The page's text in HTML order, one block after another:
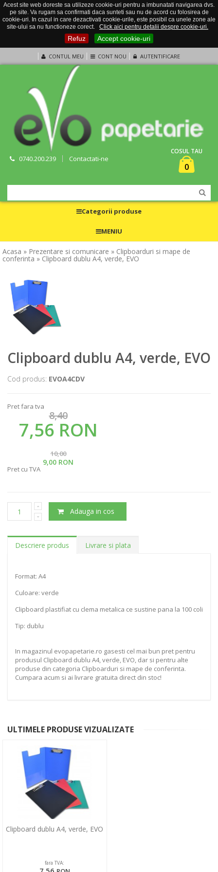
Acest site web doreste sa utilizeze cookie-uri pentru a imbunatati navigarea dvs.
pe site. Va rugam sa confirmati daca sunteti sau nu de acord cu folosirea de
cookie-uri. In cazul in care dezactivati cookie-urile, este posibil ca unele zone ale
site-ului sa nu functioneze corect.
Click aici pentru detalii despre cookie-uri.
Refuz Accept cookie-uri
CONTUL MEU CONT NOU AUTENTIFICARE
0740.200.239 Contactati-ne
COSUL TAU
0
Categorii produse
MENIU
Acasa » Prezentare si comunicare » Clipboarduri si mape de
conferinta » Clipboard dublu A4, verde, EVO
Clipboard dublu A4, verde, EVO
Cod produs: EVOA4CDV
Pret fara tva
8,40
7,56 RON
10,00
9,00 RON
Pret cu TVA
Adauga in cos
Descriere produs Livrare si plata
Format: A4
Culoare: verde
Clipboard plastifiat cu clema metalica ce sustine pana la 100 coli
Tip: dublu
In magazinul evopapetarie.ro gasesti cel mai bun pret pentru
produsul Clipboard dublu A4, verde, EVO, dar si pentru alte
produse din categoria Clipboarduri si mape de conferinta.
Cumpara acum si ai livrare gratuita direct din stoc!
ULTIMELE PRODUSE VIZUALIZATE
Clipboard dublu A4, verde, EVO
fara TVA: